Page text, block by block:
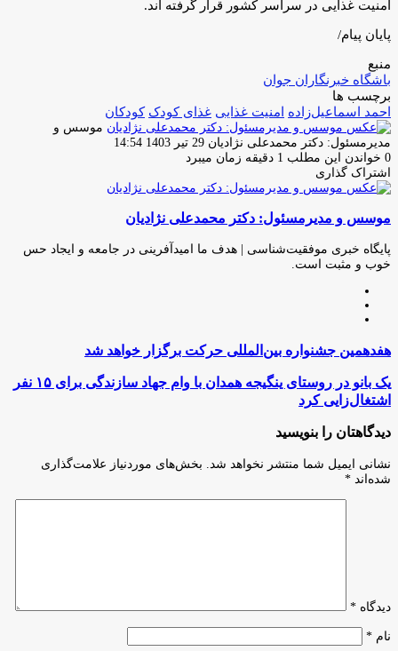
امنیت غذایی در سراسر کشور قرار گرفته اند.
پایان پیام/
منبع
باشگاه خبرنگاران جوان
برچسب ها
احمد اسماعیل‌زاده امنیت غذایی غذای کودک کودکان
موسس و
مدیرمسئول: دکتر محمدعلی نژادیان ارسال
ایمیل
29 تیر 1403 14:54
0 خواندن این مطلب 1 دقیقه زمان میبرد
اشتراک گذاری
فیس
توئیتر
لینکدین
واتس
تلگرام
اشتراک
از
ایمیل
چاپ
موسس و مدیرمسئول: دکتر محمدعلی نژادیان
پایگاه خبری موفقیت‌شناسی | هدف ما امیدآفرینی در جامعه و ایجاد حس
خوب و مثبت است.
هفدهمین
بین‌المللی
حرکت
برگزار
خواهد
شد
هفدهمین جشنواره بین‌المللی حرکت برگزار خواهد شد
یک
بانو
در
روستای
ینگیجه
همدان
با
وام
یک بانو در روستای ینگیجه همدان با وام جهاد سازندگی برای ۱۵ نفر
اشتغال‌زایی کرد
دیدگاهتان را بنویسید
نشانی ایمیل شما منتشر نخواهد شد.
بخش‌های موردنیاز علامت‌گذاری
شده‌اند *
دیدگاه *
نام *